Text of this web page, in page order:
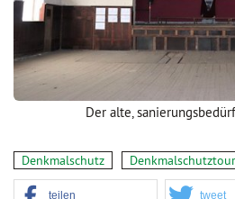
Der alte,
Denkmalschutz
teilen tweet